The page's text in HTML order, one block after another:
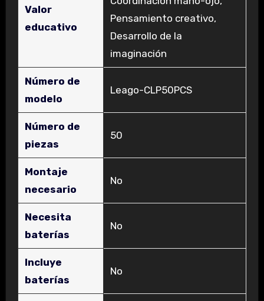
Valor
educativo
Pensamiento creativo,
Desarrollo de la
imaginación
Número de
modelo
‎Leago-CLP50PCS
Número de
piezas
‎50
Montaje
necesario
‎No
Necesita
baterías
‎No
Incluye
baterías
‎No